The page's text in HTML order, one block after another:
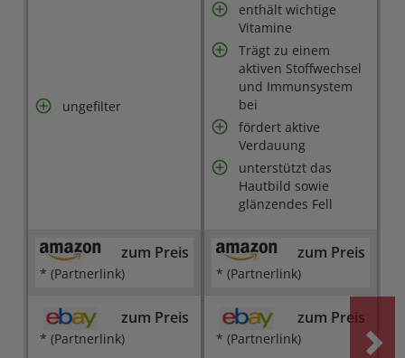
ungefilter
enthält wichtige
Vitamine
Trägt zu einem
aktiven Stoffwechsel
und Immunsystem
bei
fördert aktive
Verdauung
unterstützt das
Hautbild sowie
glänzendes Fell
zum Preis
* (Partnerlink)
zum Preis
* (Partnerlink)
zum Preis
* (Partnerlink)
zum Preis
* (Partnerlink)